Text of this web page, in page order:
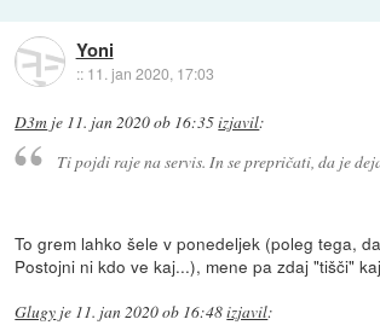
Yoni
:: 11. jan 2020, 17:03
D3m je 11. jan 2020 ob 16:35izjavil:
Ti pojdi raje na servis. In se prepričati, da je
To grem lahko šele v ponedeljek (poleg tega,
Postojni ni kdo ve kaj...), mene pa zdaj "tišči"
Glugy je 11. jan 2020 ob 16:48izjavil: